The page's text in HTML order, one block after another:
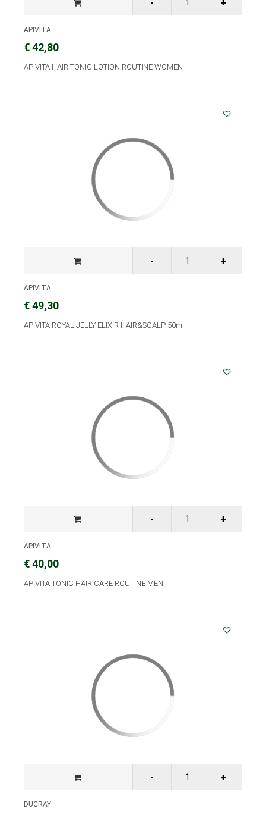
APIVITA
€ 42,80
APIVITA HAIR TONIC LOTION ROUTINE WOMEN
APIVITA
€ 49,30
APIVITA ROYAL JELLY ELIXIR HAIR&SCALP 50ml
APIVITA
€ 40,00
APIVITA TONIC HAIR CARE ROUTINE MEN
DUCRAY